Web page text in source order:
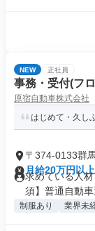
NEW 正社員
事務・受付(フ
原宿自動車株式会社
はじめて・久し
〒374-0133群
月給20万円以上
求めている人
須】普通自動車
制服あり 業界未